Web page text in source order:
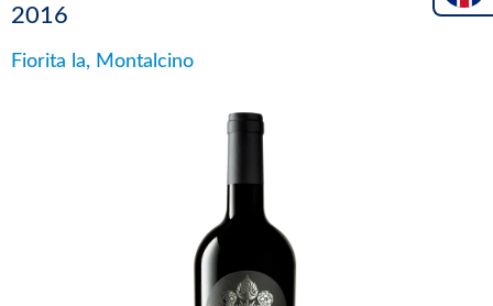
2016
Fiorita la, Montalcino